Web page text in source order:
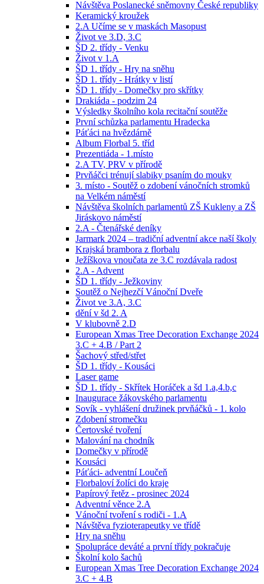
Návštěva Poslanecké sněmovny České republiky
Keramický kroužek
2.A Učíme se v maskách Masopust
Život ve 3.D, 3.C
ŠD 2. třídy - Venku
Život v 1.A
ŠD 1. třídy - Hry na sněhu
ŠD 1. třídy - Hrátky v listí
ŠD 1. třídy - Domečky pro skřítky
Drakiáda - podzim 24
Výsledky školního kola recitační soutěže
První schůzka parlamentu Hradecka
Páťáci na hvězdárně
Album Florbal 5. tříd
Prezentiáda - 1.místo
2.A TV, PRV v přírodě
Prvňáčci trénují slabiky psaním do mouky
3. místo - Soutěž o zdobení vánočních stromků
na Velkém náměstí
Návštěva školních parlamentů ZŠ Kukleny a ZŠ
Jiráskovo náměstí
2.A - Čtenářské deníky
Jarmark 2024 – tradiční adventní akce naší školy
Krajská brambora z florbalu
Ježíškova vnoučata ze 3.C rozdávala radost
2.A - Advent
ŠD 1. třídy - Ježkoviny
Soutěž o Nejhezčí Vánoční Dveře
Život ve 3.A, 3.C
dění v šd 2. A
V klubovně 2.D
European Xmas Tree Decoration Exchange 2024
3.C + 4.B / Part 2
Šachový střed/střet
ŠD 1. třídy - Kousáci
Laser game
ŠD 1. třídy - Skřítek Horáček a šd 1.a,4.b,c
Inaugurace žákovského parlamentu
Sovík - vyhlášení družinek prvňáčků - 1. kolo
Zdobení stromečku
Čertovské tvoření
Malování na chodník
Domečky v přírodě
Kousáci
Páťáci- adventní Loučeň
Florbaloví žolíci do kraje
Papírový řetěz - prosinec 2024
Adventní věnce 2.A
Vánoční tvoření s rodiči - 1.A
Návštěva fyzioterapeutky ve třídě
Hry na sněhu
Spolupráce deváté a první třídy pokračuje
Školní kolo šachů
European Xmas Tree Decoration Exchange 2024
3.C + 4.B